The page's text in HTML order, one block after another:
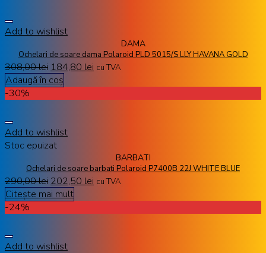
Add to wishlist
DAMA
Ochelari de soare dama Polaroid PLD 5015/S LLY HAVANA GOLD
308,00lei 184,80 lei cu TVA
Adaugă în coș
-30%
Add to wishlist
Stoc epuizat
BARBATI
Ochelari de soare barbati Polaroid P7400B 22J WHITE BLUE
290,00lei 202,50 lei cu TVA
Citește mai mult
-24%
Add to wishlist